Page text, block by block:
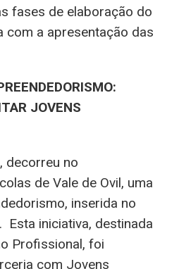
fases de elaboração do
com a apresentação das
JOVENS
decorreu no
de Vale de Ovil, uma
inserida no
Esta iniciativa, destinada
Profissional, foi
com Jovens